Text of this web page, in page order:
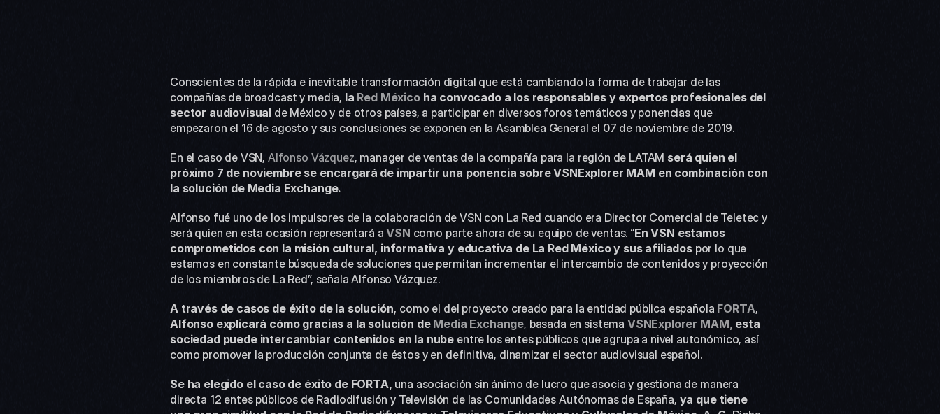
Conscientes de la rápida e inevitable transformación digital que está cambiando la forma de trabajar de las
compañías de broadcast y media, la Red México ha convocado a los responsables y expertos profesionales del
sector audiovisual de México y de otros países, a participar en diversos foros temáticos y ponencias que
empezaron el 16 de agosto y sus conclusiones se exponen en la Asamblea General el 07 de noviembre de 2019.
En el caso de VSN, Alfonso Vázquez, manager de ventas de la compañía para la región de LATAM será quien el
próximo 7 de noviembre se encargará de impartir una ponencia sobre VSNExplorer MAM en combinación con
la solución de Media Exchange.
Alfonso fué uno de los impulsores de la colaboración de VSN con La Red cuando era Director Comercial de Teletec y
será quien en esta ocasión representará a VSN como parte ahora de su equipo de ventas. “En VSN estamos
comprometidos con la misión cultural, informativa y educativa de La Red México y sus afiliados por lo que
estamos en constante búsqueda de soluciones que permitan incrementar el intercambio de contenidos y proyección
de los miembros de La Red”, señala Alfonso Vázquez.
A través de casos de éxito de la solución, como el del proyecto creado para la entidad pública española FORTA
Alfonso explicará cómo gracias a la solución de Media Exchange, basada en sistema VSNExplorer MAM, esta
sociedad puede intercambiar contenidos en la nube entre los entes públicos que agrupa a nivel autonómico, así
como promover la producción conjunta de éstos y en definitiva, dinamizar el sector audiovisual español.
Se ha elegido el caso de éxito de FORTA, una asociación sin ánimo de lucro que asocia y gestiona de manera
directa 12 entes públicos de Radiodifusión y Televisión de las Comunidades Autónomas de España, ya que tiene